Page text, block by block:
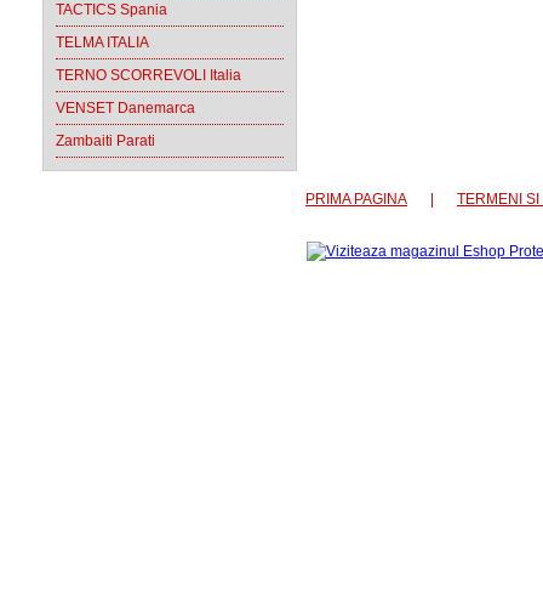
TACTICS Spania
TELMA ITALIA
TERNO SCORREVOLI Italia
VENSET Danemarca
Zambaiti Parati
PRIMA PAGINA TERMENI SI